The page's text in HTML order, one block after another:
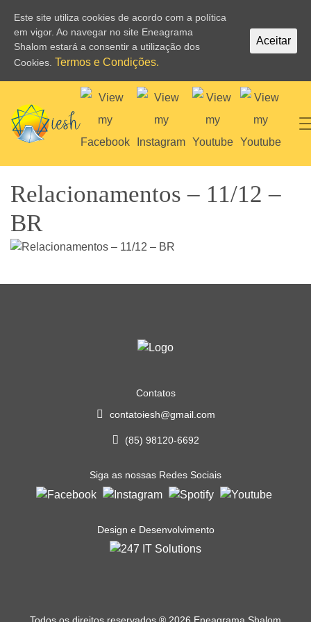
Relacionamentos – 11/12 –
BR
Contatos
contatoiesh@gmail.com
(85) 98120-6692
Siga as nossas Redes Sociais
Design e Desenvolvimento
Este site utiliza cookies de acordo com a política
em vigor. Ao navegar no site Eneagrama
Shalom estará a consentir a utilização dos
Cookies. Termos e Condições.
Aceitar